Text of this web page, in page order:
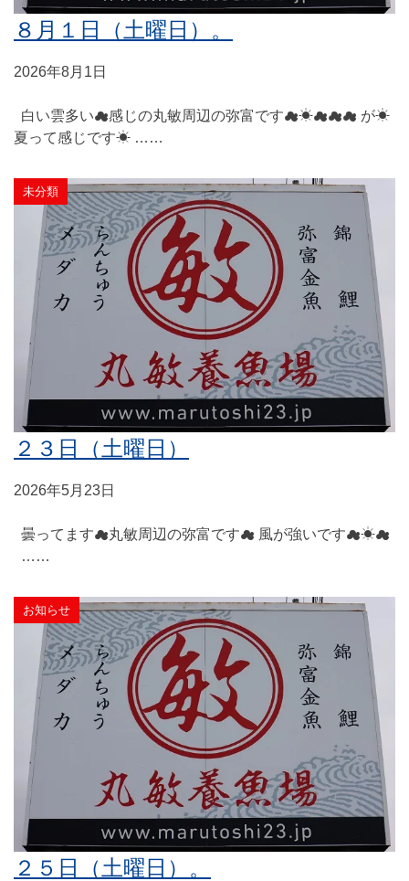
８月１日（土曜日）。
2026年8月1日
白い雲多い☁感じの丸敏周辺の弥富です☁☀☁☁☁ が☀
夏って感じです☀ ……
未分類
２３日（土曜日）
2026年5月23日
曇ってます☁丸敏周辺の弥富です☁ 風が強いです☁☀☁
……
お知らせ
２５日（土曜日）。